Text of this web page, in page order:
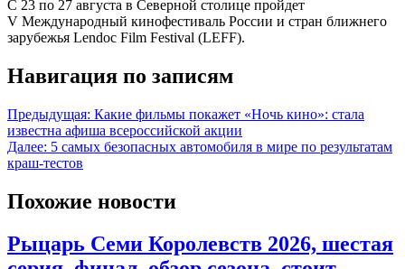
С 23 по 27 августа в Северной столице пройдет
V Международный кинофестиваль России и стран ближнего
зарубежья Lendoc Film Festival (LEFF).
Навигация по записям
Предыдущая: Какие фильмы покажет «Ночь кино»: стала
известна афиша всероссийской акции
Далее: 5 самых безопасных автомобиля в мире по результатам
краш-тестов
Похожие новости
Рыцарь Семи Королевств 2026, шестая